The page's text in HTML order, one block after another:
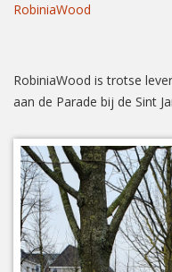
RobiniaWood
RobiniaWood is trotse
aan de Parade bij de Sint